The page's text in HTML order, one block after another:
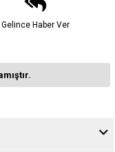
Gelince Haber Ver